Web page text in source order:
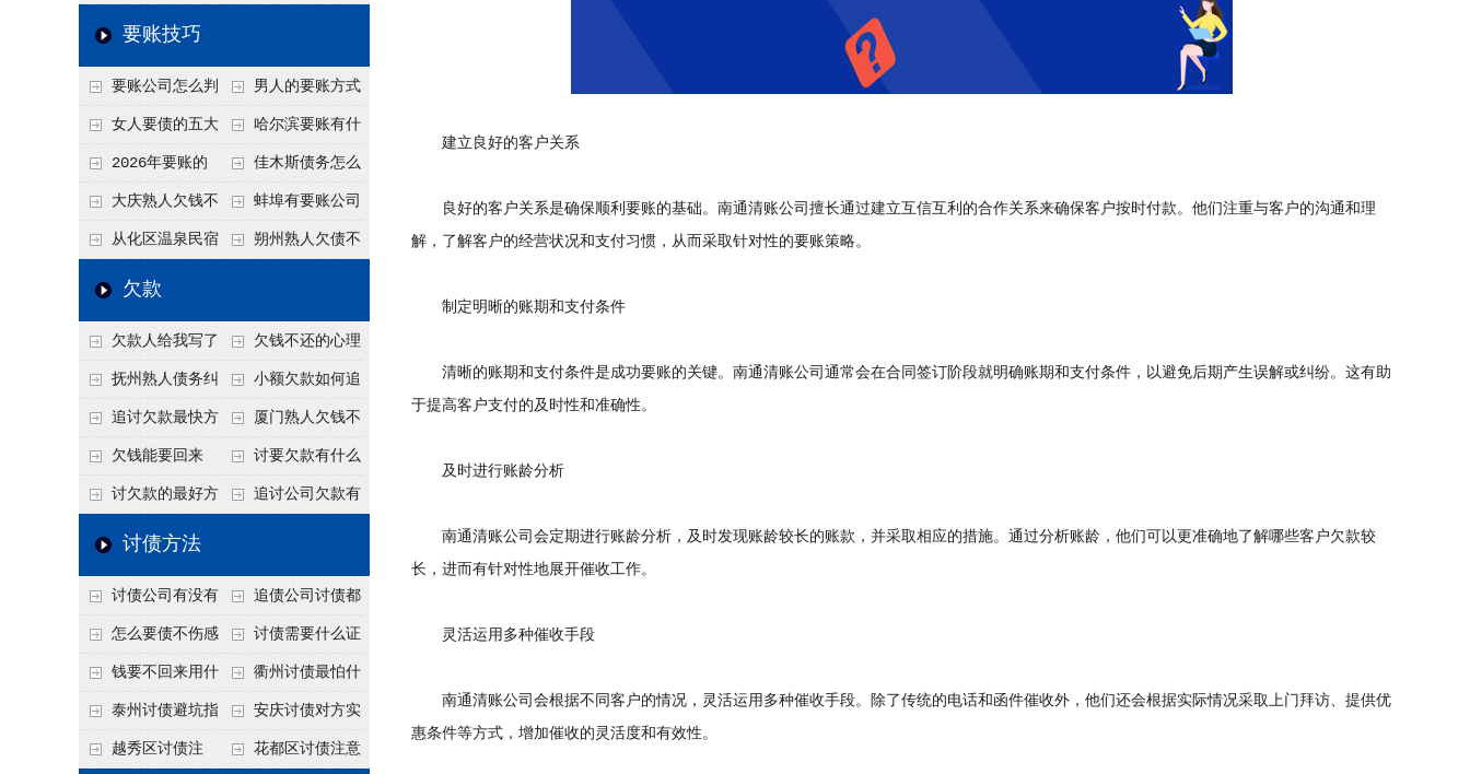
债四步秘籍
谱吗？合法讨债四步
回！
要账技巧
要账公司怎么判
断这个案子能不能
接？接案评估的标准
男人的要账方式
是什么呢？
女人要债的五大
绝招,轻松搞定
哈尔滨要账有什
么合法手段？2026年
最新追账方式总结！
2026年要账的
七个小方法
佳木斯债务怎么
追回呢？2026年成功
要账就用这2招
大庆熟人欠钱不
还躲猫猫？2026年这
个“诉前调解”成功率
蚌埠有要账公司
吗？2026年这3个方
从化区温泉民宿
老板借钱不还？2026
施压，立马主动结清
朔州熟人欠债不
死账变活
欠款
欠款人给我写了
还款计划书有用吗？
书面承诺的法律效力
欠钱不还的心理
是什么？读懂欠款人
的心态催收事半功倍
抚州熟人债务纠
纷咋办？这一招好开
口
小额欠款如何追
讨
追讨欠款最快方
法是什么？
厦门熟人欠钱不
还？2026年合法秘
籍！
欠钱能要回来
吗？
讨要欠款有什么
好办法
讨欠款的最好方 追讨公司欠款有
讨债方法
讨债公司有没有
行业协会？正规机构
的行业自律和认证
追债公司讨债都
有哪些手段
怎么要债不伤感
情？
讨债需要什么证
据
钱要不回来用什
么方法要回来
衢州讨债最怕什
么？2026年这两个关
键细节，做错就很难
泰州讨债避坑指
南：2026年这2个细
安庆讨债对方实
在没钱咋办？
越秀区讨债注 花都区讨债注意
建立良好的客户关系
良好的客户关系是确保顺利要账的基础。南通清账公司擅长通过建立互信互利的合作关系来确保客户按时付款。他们注重与客户的沟通和理
解，了解客户的经营状况和支付习惯，从而采取针对性的要账策略。
制定明晰的账期和支付条件
清晰的账期和支付条件是成功要账的关键。南通清账公司通常会在合同签订阶段就明确账期和支付条件，以避免后期产生误解或纠纷。这有助
于提高客户支付的及时性和准确性。
及时进行账龄分析
南通清账公司会定期进行账龄分析，及时发现账龄较长的账款，并采取相应的措施。通过分析账龄，他们可以更准确地了解哪些客户欠款较
长，进而有针对性地展开催收工作。
灵活运用多种催收手段
南通清账公司会根据不同客户的情况，灵活运用多种催收手段。除了传统的电话和函件催收外，他们还会根据实际情况采取上门拜访、提供优
惠条件等方式，增加催收的灵活度和有效性。